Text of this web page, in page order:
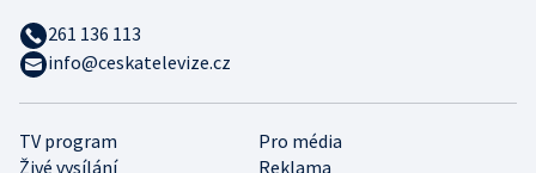
TV program
Pro média
Živé vysílání
Reklama
261 136 113
info@ceskatelevize.cz